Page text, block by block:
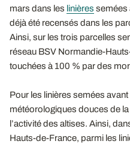
mars dans les linières semées
déjà été recensés dans les
Ainsi, sur les trois parcelles
réseau BSV Normandie-
touchées à 100 % par des
Pour les linières semées
météorologiques douces de
l’activité des altises. Ainsi,
Hauts-de-France, parmi les